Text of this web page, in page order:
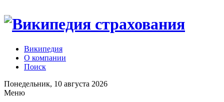
Википедия
О компании
Поиск
Понедельник, 10 августа 2026
Меню